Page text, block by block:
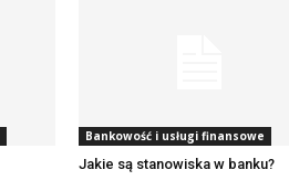
Bankowość i usługi finansowe
Jakie są stanowiska w banku?